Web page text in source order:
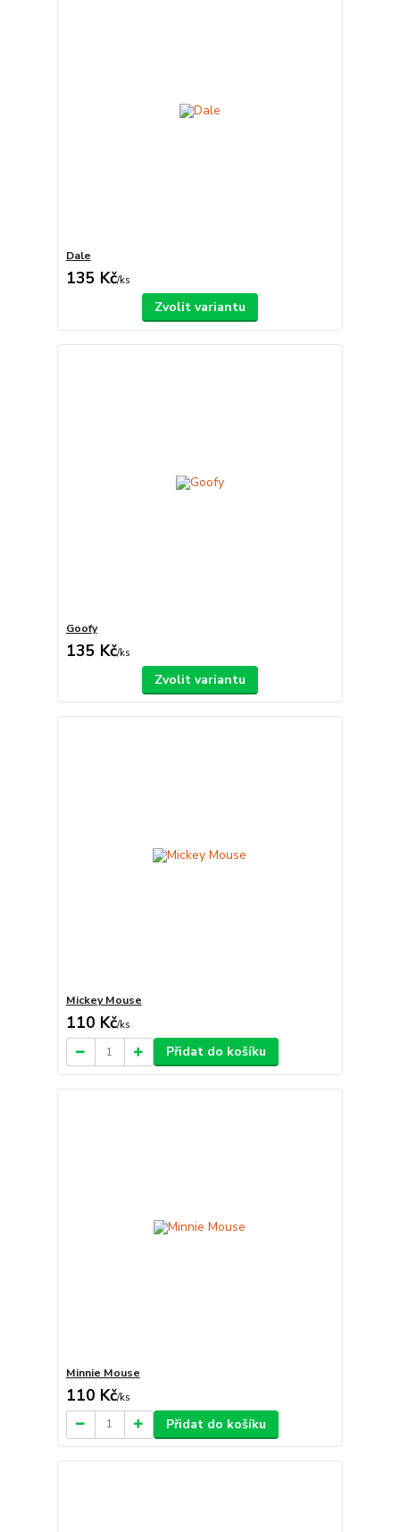
Dale
135 Kč/ks
Zvolit variantu
Goofy
135 Kč/ks
Zvolit variantu
Mickey Mouse
110 Kč/ks
Přidat do košíku
Minnie Mouse
110 Kč/ks
Přidat do košíku